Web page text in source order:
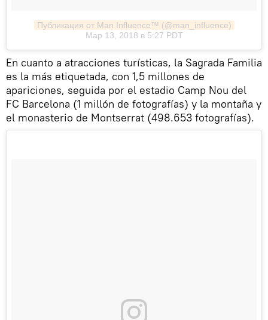
Публикация от Man Influence™ (@man_influence)
Мар 13, 2018 в 5:27 PDT
En cuanto a atracciones turísticas, la Sagrada Familia
es la más etiquetada, con 1,5 millones de
apariciones, seguida por el estadio Camp Nou del
FC Barcelona (1 millón de fotografías) y la montaña y
el monasterio de Montserrat (498.653 fotografías).